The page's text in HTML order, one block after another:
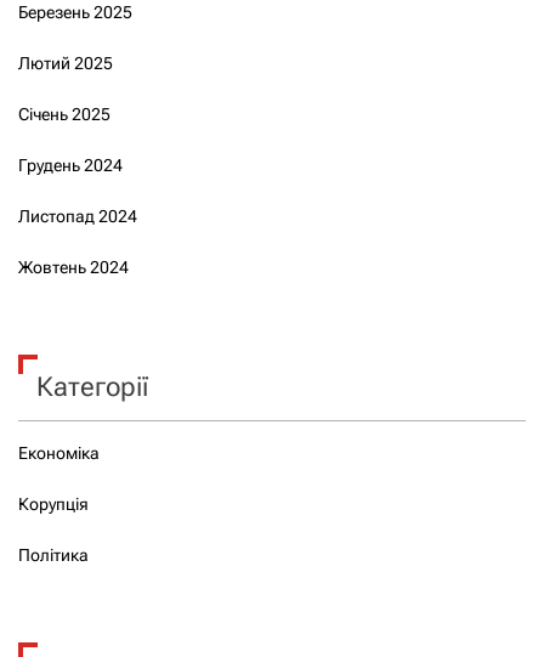
Березень 2025
Лютий 2025
Січень 2025
Грудень 2024
Листопад 2024
Жовтень 2024
Категорії
Економіка
Корупція
Політика